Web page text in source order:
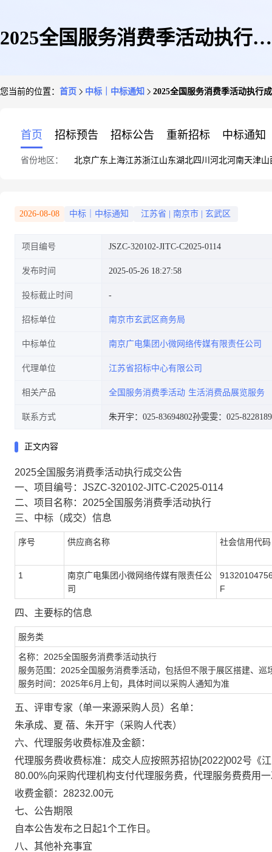
2025全国服务消费季活动执行成
您当前的位置： 首页 中标｜中标通知 2025全国服务消费季活动执行
首页 招标预告 招标公告 重新招标 中标通知
省份地区： 北京广东 上海江苏浙江山东湖北四川 河北河南天津山
2026-08-08 中标｜中标通知 江苏省 南京市 玄武区
项目编号 JSZC-320102-JITC-C2025-0114
发布时间 2025-05-26 18:27:58
投标截止时间
招标单位 南京市玄武区商务局
中标单位 南京广电集团小微网络传媒有限责任公司
代理单位 江苏省招标中心有限公司
相关产品 全国服务消费季活动 生活消费品展览服务
联系方式 朱开宇：025-83694802孙雯雯：025-
正文内容
2025全国服务消费季活动执行成交公告
一、项目编号： JSZC-320102-JITC-C2025-0114
二、项目名称： 2025全国服务消费季活动执行
三、中标（成交）信息
序号 供应商名称 社会信用代码
1
南京广电集团小微网络传媒有限责任公
司
F
四、主要标的信息
服务类
名称： 2025全国服务消费季活动执行
服务范围： 2025全国服务消费季活动，包括但不限于展区搭建、
服务时间： 2025年6月上旬，具体时间以采购人通知为准
五、评审专家（单一来源采购人员）名单：
朱承成、夏 蓓、朱开宇（采购人代表）
六、代理服务收费标准及金额：
代理服务费收费标准：成交人应按照苏招协[2022]002号《
80.00%向采购代理机构支付代理服务费，代理服务费费用
收费金额：28232.00元
七、公告期限
自本公告发布之日起1个工作日。
八、其他补充事宜